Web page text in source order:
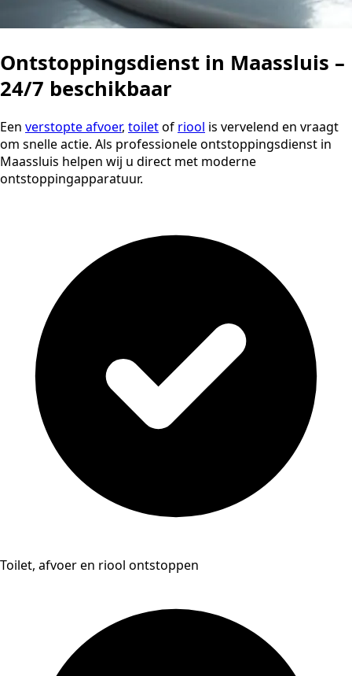
Ontstoppingsdienst in Maassluis –
24/7 beschikbaar
Een verstopte afvoer, toiletof riool is vervelend en vraagt
om snelle actie. Als professionele ontstoppingsdienst in
Maassluis helpen wij u direct met moderne
ontstoppingapparatuur.
Toilet, afvoer en riool ontstoppen